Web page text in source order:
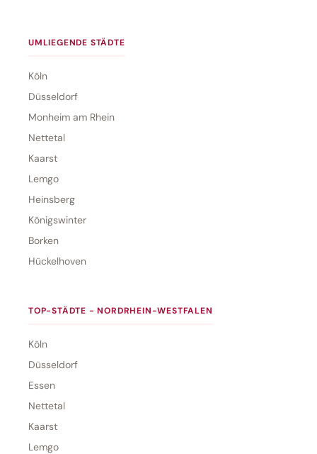
UMLIEGENDE STÄDTE
Köln
Düsseldorf
Monheim am Rhein
Nettetal
Kaarst
Lemgo
Heinsberg
Königswinter
Borken
Hückelhoven
TOP-STÄDTE - NORDRHEIN-WESTFALEN
Köln
Düsseldorf
Essen
Nettetal
Kaarst
Lemgo